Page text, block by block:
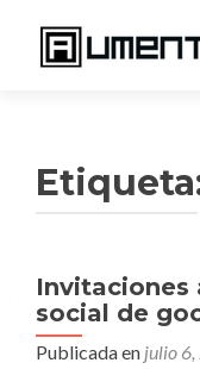
Invitaciones
social de
Publicada en julio